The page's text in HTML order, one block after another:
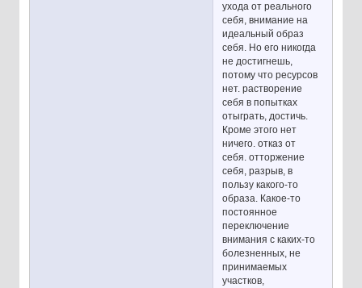
ухода от реального
себя, внимание на
идеальный образ
себя. Но его никогда
не достигнешь,
потому что ресурсов
нет. растворение
себя в попытках
отыграть, достичь.
Кроме этого нет
ничего. отказ от
себя. отторжение
себя, разрыв, в
пользу какого-то
образа. Какое-то
постоянное
переключение
внимания с каких-то
болезненных, не
принимаемых
участков,